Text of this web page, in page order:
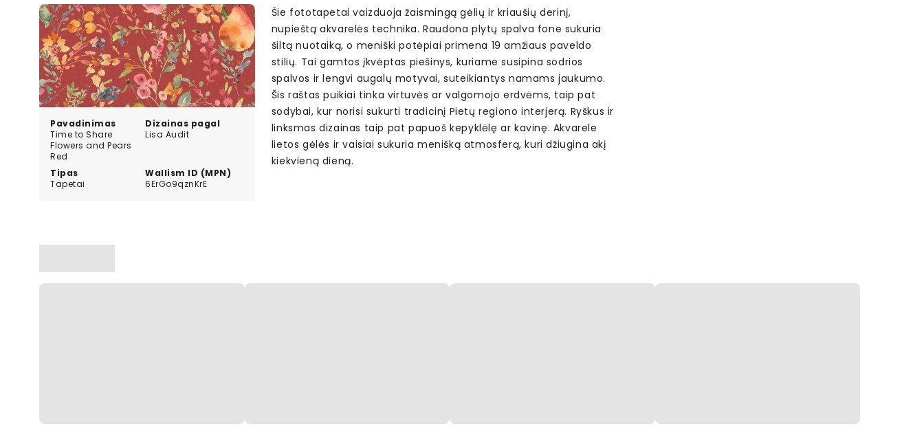
Pavadinimas
Time to Share
Flowers and Pears
Red
Dizainas pagal
Lisa Audit
Tipas
Tapetai
Wallism ID (MPN)
6ErGo9qznKrE
Šie fototapetai vaizduoja žaismingą gėlių ir kriaušių derinį,
nupieštą akvarelės technika. Raudona plytų spalva fone sukuria
šiltą nuotaiką, o meniški potėpiai primena 19 amžiaus paveldo
stilių. Tai gamtos įkvėptas piešinys, kuriame susipina sodrios
spalvos ir lengvi augalų motyvai, suteikiantys namams jaukumo.
Šis raštas puikiai tinka virtuvės ar valgomojo erdvėms, taip pat
sodybai, kur norisi sukurti tradicinį Pietų regiono interjerą. Ryškus ir
linksmas dizainas taip pat papuoš kepyklėlę ar kavinę. Akvarele
lietos gėlės ir vaisiai sukuria menišką atmosferą, kuri džiugina akį
kiekvieną dieną.